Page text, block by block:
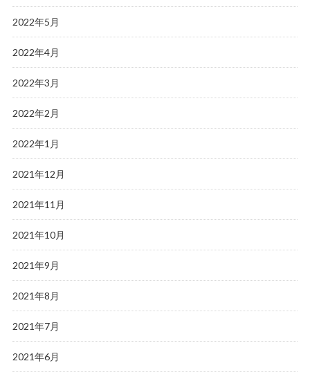
2022年5月
2022年4月
2022年3月
2022年2月
2022年1月
2021年12月
2021年11月
2021年10月
2021年9月
2021年8月
2021年7月
2021年6月